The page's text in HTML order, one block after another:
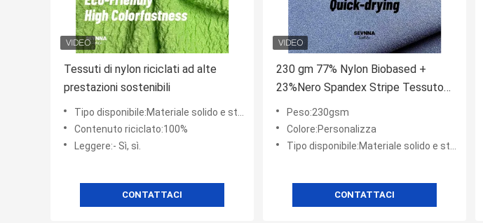
Tessuti di nylon riciclati ad alte
prestazioni sostenibili
Tipo disponibile:Materiale solido e stampa
Contenuto riciclato:100%
Leggere:- Sì, sì.
CONTATTACI
230 gm 77% Nylon Biobased +
23%Nero Spandex Stripe Tessuto
di Nylon Riciclato SP7441
Peso:230gsm
Colore:Personalizza
Tipo disponibile:Materiale solido e stampa
CONTATTACI